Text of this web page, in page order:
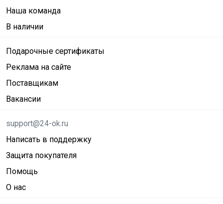
Наша команда
В наличии
Подарочные сертификаты
Реклама на сайте
Поставщикам
Вакансии
support@24-ok.ru
Написать в поддержку
Защита покупателя
Помощь
О нас